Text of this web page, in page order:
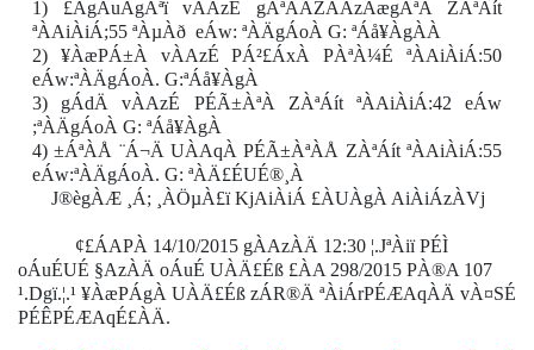
1) £ÁgÁuÁgÁªï vÀAzÉ gÁªÀÄZÀAzÀægÁªÀ ZÀªÁít
ªÀAiÀiÁ;55 ªÀµÀð eÁw: ªÀÄgÁoÀ G: ªÁå¥ÀgÀÀ
2) ¥ÀæPÁ±À vÀAzÉ PÁ²£ÁxÀ PÀªÀ¼É ªÀAiÀiÁ:50
eÁw:ªÀÄgÁoÀ. G:ªÁå¥ÀgÀ
3) gÁdÄ vÀAzÉ PÉÃ±ÀªÀ ZÀªÁít ªÀAiÀiÁ:42 eÁw
;ªÀÄgÁoÀ G: ªÁå¥ÀgÀ
4) ±ÁªÀÅ ¨Á¬Ä UÀAqÀ PÉÃ±ÀªÀÅ ZÀªÁít ªÀAiÀiÁ:55
eÁw:ªÀÄgÁoÀ. G: ªÀÄ£ÉUÉ®¸À
J®ègÀÆ ¸Á; ¸ÀÖµÀ£ï KjAiÀiÁ £ÀUÀgÀ AiÀiÁzÀVj
¢£ÁAPÀ 14/10/2015 gÀAzÀÄ 12:30 ¦.JªÀiï PÉÌ
oÁuÉUÉ §AzÀÄ oÁuÉ UÀÄ£Éß £ÀA 298/2015 PÀ®A 107
¹.Dgï.¦.¹ ¥ÀæPÁgÀ UÀÄ£Éß zÁR®Ä ªÀiÁrPÉÆAqÀÄ vÀ¤SÉ
PÉÊPÉÆAqÉ£ÀÄ.